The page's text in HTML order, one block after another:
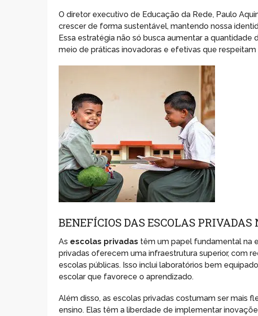
O diretor executivo de Educação da Rede, Paulo
crescer de forma sustentável, mantendo nossa
Essa estratégia não só busca aumentar a
meio de práticas inovadoras e efetivas que
BENEFÍCIOS DAS ESCOLAS
As escolas privadas têm um papel fundamental na
privadas oferecem uma infraestrutura superior, com
escolas públicas. Isso inclui laboratórios bem
escolar que favorece o aprendizado.
Além disso, as escolas privadas costumam ser mais
ensino. Elas têm a liberdade de implementar